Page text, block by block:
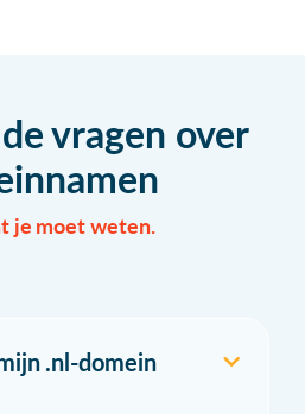
vragen over
je moet weten.
.nl-domein